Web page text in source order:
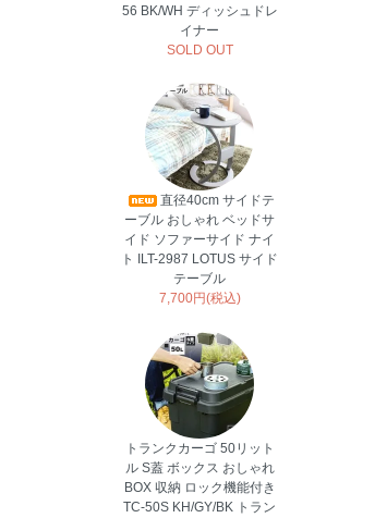
56 BK/WH ディッシュドレ
イナー
SOLD OUT
直径40cm サイドテ
ーブル おしゃれ ベッドサ
イド ソファーサイド ナイ
ト ILT-2987 LOTUS サイド
テーブル
7,700円(税込)
トランクカーゴ 50リット
ル S蓋 ボックス おしゃれ
BOX 収納 ロック機能付き
TC-50S KH/GY/BK トラン